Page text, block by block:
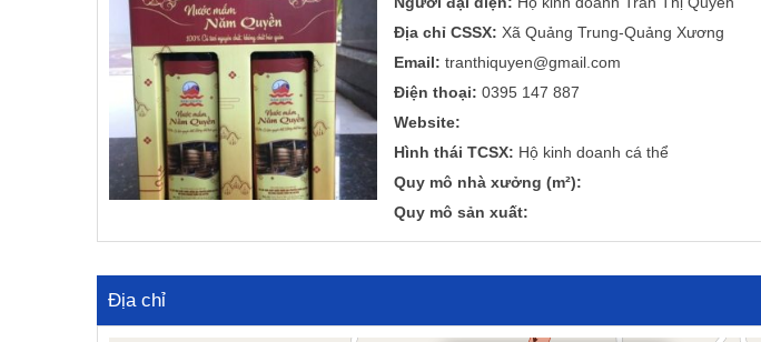
Địa chỉ CSSX: Xã Quảng Trung-Quảng Xương
Email: tranthiquyen@gmail.com
Điện thoại: 0395 147 887
Website:
Hình thái TCSX: Hộ kinh doanh cá thể
Quy mô nhà xưởng (m²):
Quy mô sản xuất:
Địa chỉ